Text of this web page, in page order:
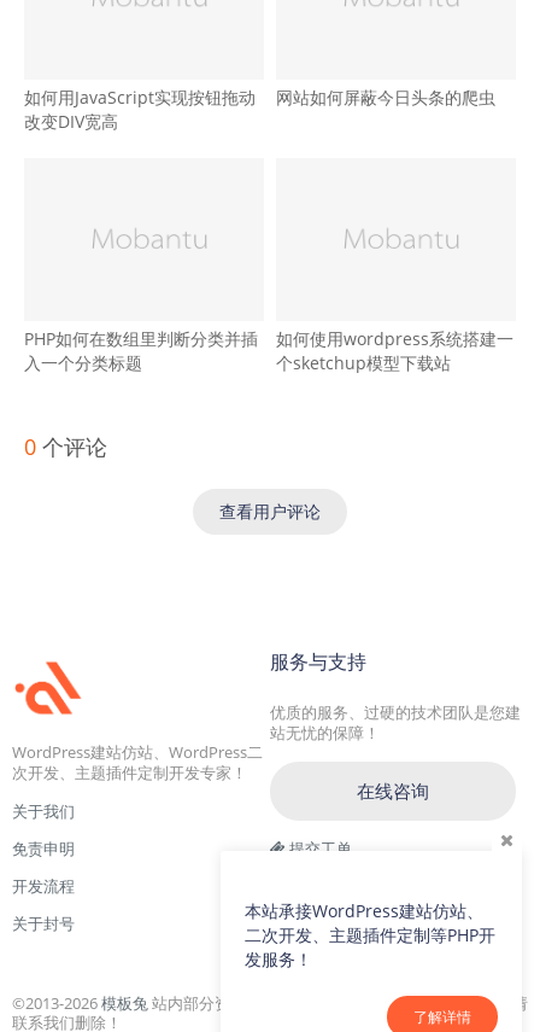
如何用JavaScript实现按钮拖动
改变DIV宽高
网站如何屏蔽今日头条的爬虫
PHP如何在数组里判断分类并插
入一个分类标题
如何使用wordpress系统搭建一
个sketchup模型下载站
0 个评论
查看用户评论
WordPress建站仿站、WordPress二
次开发、主题插件定制开发专家！
关于我们
免责申明
开发流程
关于封号
服务与支持
优质的服务、过硬的技术团队是您建
站无忧的保障！
在线咨询
提交工单
交流二群：64786792
©2013-2026模板兔站内部分资源收集于网络，若侵犯了您的合法权益，请
联系我们删除！
本站承接WordPress建站仿站、
二次开发、主题插件定制等PHP开
发服务！
了解详情